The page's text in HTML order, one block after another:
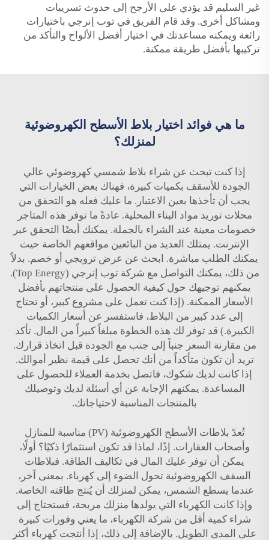
غير السليم قد يؤدي على الأرجح إلى حدوث تسريبات
ومشاكل أخرى. وقد قام الفريق في توب إنرجي باختيارات
رائعة ويمكنه مساعدتك في اختيار أفضل الألواح والتأكد من
تركيبها بأفضل طريقة ممكنة.
ما هي فوائد اختيار بلاط الأسطح الكهروضوئية
لمنزلك؟
إذا كنت تبحث عن شراء بلاط شمسي كهروضوئي عالي
الجودة للأسقف بكميات كبيرة، فهناك بعض الخيارات التي
يجب أن تأخذها بعين الاعتبار. ما عليك فعله هو التحقق من
محلات توريد مواد البناء المحلية. عادةً ما توفر هذه المتاجر
خصومات معينة عند الشراء بالجملة. يمكنك أيضًا التحقق عبر
الإنترنت. يمتلك العديد من البائعين مواقعهم الخاصة حيث
يمكنك الطلب مباشرة. ابحث عن عرض ترويجي أو خصم. بدلاً
من ذلك، يمكنك التواصل مع شركة توب إنرجي (Top Energy).
يمكنهم توجيهك حول كيفية الحصول على منتجاتهم بأفضل
الأسعار الممكنة. (إذا كنت تعمل على مشروع كبير، أو تحتاج
إلى عدد كبير من البلاط، فاستفسر عن أسعار الكميات
الكبيرة.) قد توفر لك هذه الخطوة مبلغاً كبيراً من المال. تأكد
من مقارنة السعر جنباً إلى جنب مع الجودة قبل اتخاذ قرارك.
تريد أن تكون متأكداً من أنك تحصل على قيمة نظير أموالك.
إذا كانت لديك شكوك، فاتصل بخدمة العملاء للحصول على
المساعدة. يمكنهم الإجابة عن أي أسئلة لديك وتوصيلك
بالمنتجات المناسبة لاحتياجاتك.
تُعدّ بلاطات الأسطح الكهروضوئية (PV) مناسبة للمنازل
وأصحاب العقارات. إذًا، لماذا قد تكون استثمارًا ذكيًا؟ أولًا،
يمكن أن توفر عليك المال في تكاليف الطاقة. فبلاطات
السقف الكهروضوئية تحول الضوء إلى كهرباء. بمعنى آخر،
عندما يسطع الشمس، يمكن لمنزلك أن يُنتج طاقته الخاصة.
وإذا كانت الكهرباء التي يولدها منزلك مربحة، فستحتاج إلى
شراء كمية أقل من شركة الكهرباء، ما يعني وفورات كبيرة
على المدى الطويل. بالإضافة إلى ذلك، إذا أنتجت كهرباء أكثر